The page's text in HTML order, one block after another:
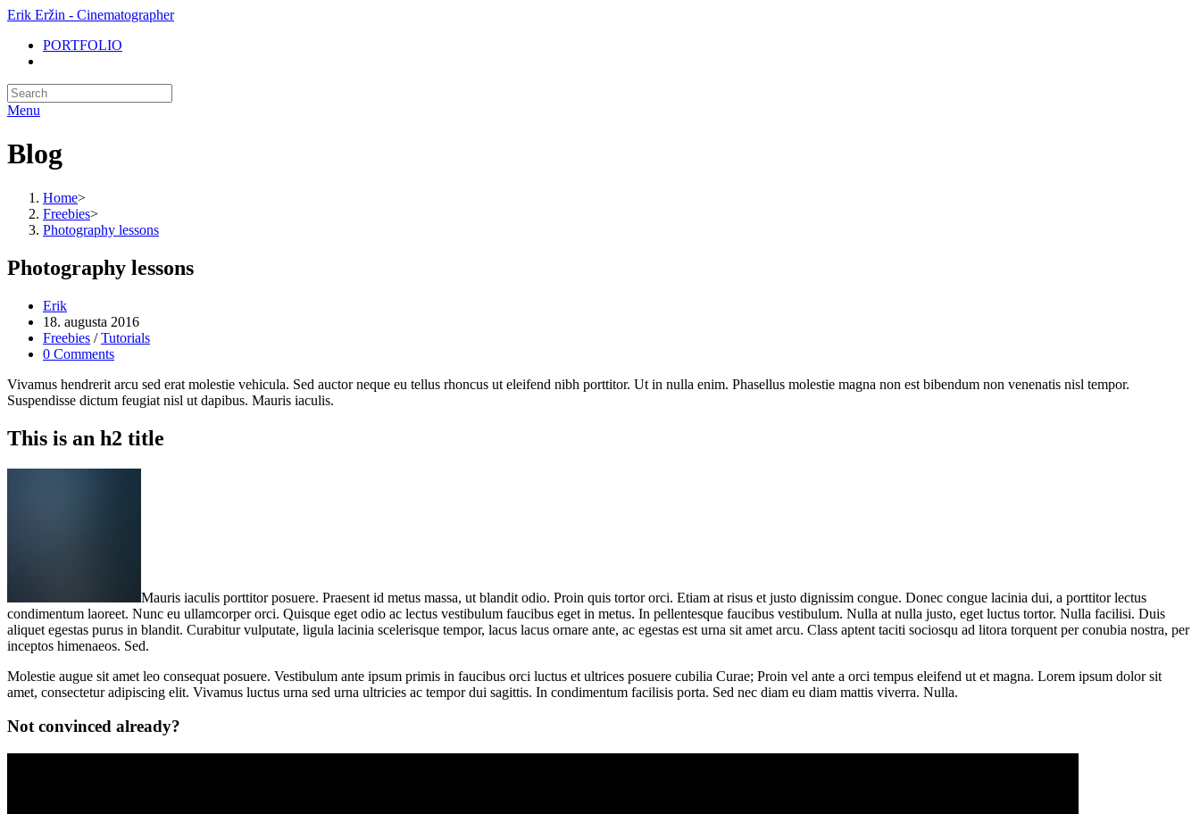
Erik Eržin - Cinematographer
PORTFOLIO
Menu
Blog
Home>
Freebies>
Photography lessons
Photography lessons
Erik
18. augusta 2016
Freebies / Tutorials
0 Comments
Vivamus hendrerit arcu sed erat molestie vehicula. Sed auctor neque eu tellus rhoncus ut eleifend nibh porttitor. Ut in nulla enim. Phasellus molestie magna non est bibendum non venenatis nisl tempor.
Suspendisse dictum feugiat nisl ut dapibus. Mauris iaculis.
This is an h2 title
Mauris iaculis porttitor posuere. Praesent id metus massa, ut blandit odio. Proin quis tortor orci. Etiam at risus et justo dignissim congue. Donec congue lacinia dui, a porttitor lectus
condimentum laoreet. Nunc eu ullamcorper orci. Quisque eget odio ac lectus vestibulum faucibus eget in metus. In pellentesque faucibus vestibulum. Nulla at nulla justo, eget luctus tortor. Nulla facilisi. Duis
aliquet egestas purus in blandit. Curabitur vulputate, ligula lacinia scelerisque tempor, lacus lacus ornare ante, ac egestas est urna sit amet arcu. Class aptent taciti sociosqu ad litora torquent per conubia nostra, per
inceptos himenaeos. Sed.
Molestie augue sit amet leo consequat posuere. Vestibulum ante ipsum primis in faucibus orci luctus et ultrices posuere cubilia Curae; Proin vel ante a orci tempus eleifend ut et magna. Lorem ipsum dolor sit
amet, consectetur adipiscing elit. Vivamus luctus urna sed urna ultricies ac tempor dui sagittis. In condimentum facilisis porta. Sed nec diam eu diam mattis viverra. Nulla.
Not convinced already?